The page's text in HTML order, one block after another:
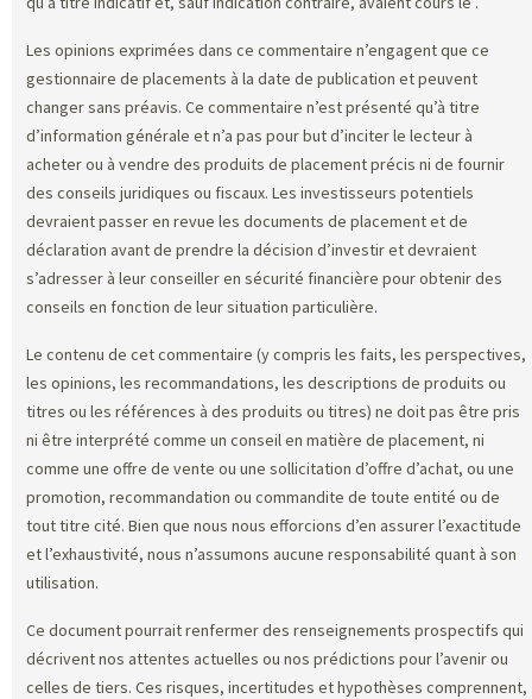
Les opinions exprimées dans ce commentaire n’engagent que ce
gestionnaire de placements à la date de publication et peuvent
changer sans préavis. Ce commentaire n’est présenté qu’à titre
d’information générale et n’a pas pour but d’inciter le lecteur à
acheter ou à vendre des produits de placement précis ni de fournir
des conseils juridiques ou fiscaux. Les investisseurs potentiels
devraient passer en revue les documents de placement et de
déclaration avant de prendre la décision d’investir et devraient
s’adresser à leur conseiller en sécurité financière pour obtenir des
conseils en fonction de leur situation particulière.
Le contenu de cet commentaire (y compris les faits, les perspectives,
les opinions, les recommandations, les descriptions de produits ou
titres ou les références à des produits ou titres) ne doit pas être pris
ni être interprété comme un conseil en matière de placement, ni
comme une offre de vente ou une sollicitation d’offre d’achat, ou une
promotion, recommandation ou commandite de toute entité ou de
tout titre cité. Bien que nous nous efforcions d’en assurer l’exactitude
et l’exhaustivité, nous n’assumons aucune responsabilité quant à son
utilisation.
Ce document pourrait renfermer des renseignements prospectifs qui
décrivent nos attentes actuelles ou nos prédictions pour l’avenir ou
celles de tiers. Ces risques, incertitudes et hypothèses comprennent,